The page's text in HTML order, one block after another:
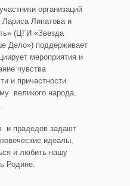
организаций
Липатова и
(ЦГИ «Звезда
Дело») поддерживает
мероприятия и
чувства
и причастности
великого народа,
и прадедов задают
идеалы,
и любить нашу
Родине.